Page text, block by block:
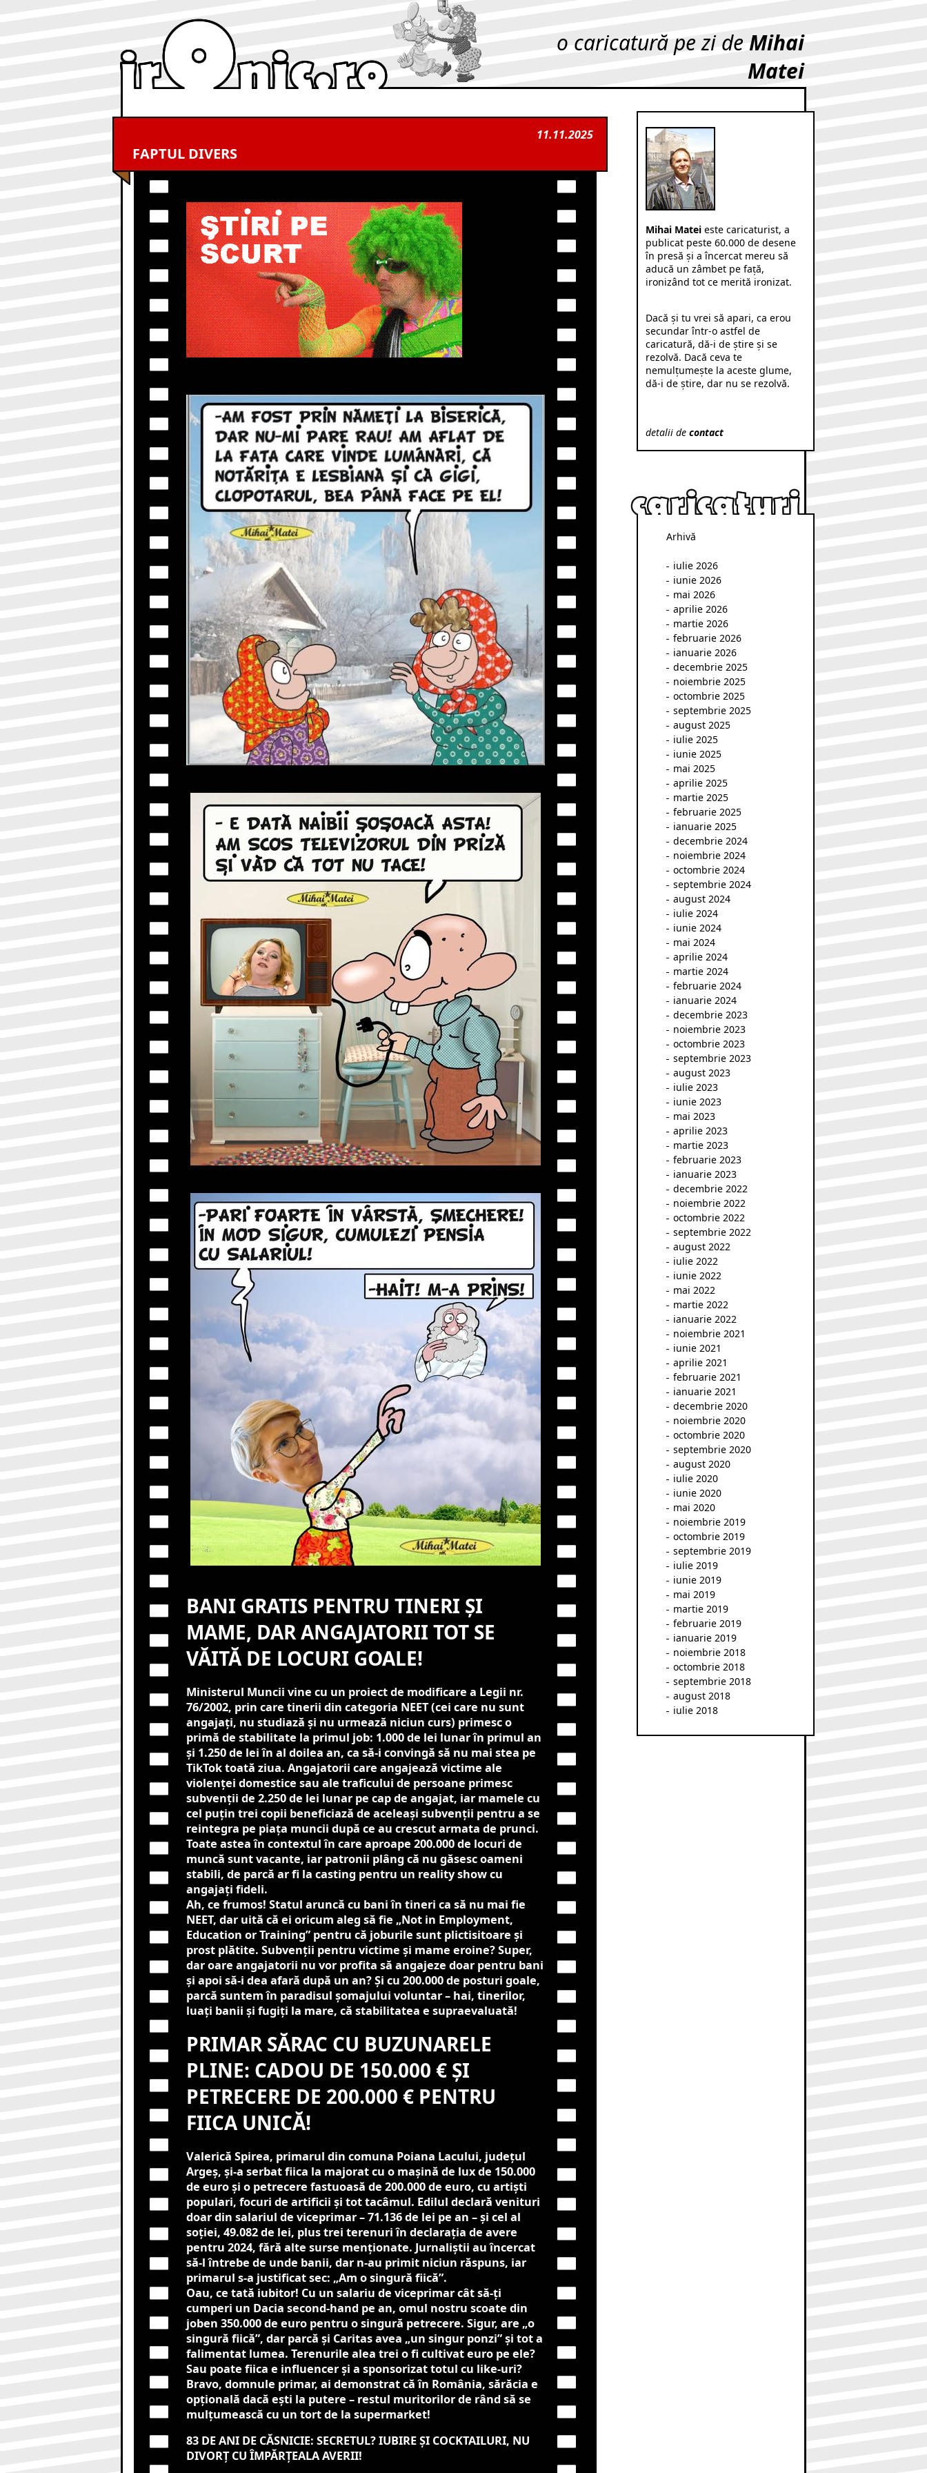
o caricatură pe zi deMihai
Matei
11.11.2025
FAPTUL DIVERS
BANI GRATIS PENTRU TINERI ȘI
MAME, DAR ANGAJATORII TOT SE
VĂITĂ DE LOCURI GOALE!
Ministerul Muncii vine cu un proiect de modificare a Legii nr.
76/2002, prin care tinerii din categoria NEET (cei care nu sunt
angajați, nu studiază și nu urmează niciun curs) primesc o
primă de stabilitate la primul job: 1.000 de lei lunar în primul an
și 1.250 de lei în al doilea an, ca să-i convingă să nu mai stea pe
TikTok toată ziua. Angajatorii care angajează victime ale
violenței domestice sau ale traficului de persoane primesc
subvenții de 2.250 de lei lunar pe cap de angajat, iar mamele cu
cel puțin trei copii beneficiază de aceleași subvenții pentru a se
reintegra pe piața muncii după ce au crescut armata de prunci.
Toate astea în contextul în care aproape 200.000 de locuri de
muncă sunt vacante, iar patronii plâng că nu găsesc oameni
stabili, de parcă ar fi la casting pentru un reality show cu
angajați fideli.
Ah, ce frumos! Statul aruncă cu bani în tineri ca să nu mai fie
NEET, dar uită că ei oricum aleg să fie „Not in Employment,
Education or Training” pentru că joburile sunt plictisitoare și
prost plătite. Subvenții pentru victime și mame eroine? Super,
dar oare angajatorii nu vor profita să angajeze doar pentru bani
și apoi să-i dea afară după un an? Și cu 200.000 de posturi goale,
parcă suntem în paradisul șomajului voluntar – hai, tinerilor,
luați banii și fugiți la mare, că stabilitatea e supraevaluată!
PRIMAR SĂRAC CU BUZUNARELE
PLINE: CADOU DE 150.000 € ȘI
PETRECERE DE 200.000 € PENTRU
FIICA UNICĂ!
Valerică Spirea, primarul din comuna Poiana Lacului, județul
Argeș, și-a serbat fiica la majorat cu o mașină de lux de 150.000
de euro și o petrecere fastuoasă de 200.000 de euro, cu artiști
populari, focuri de artificii și tot tacâmul. Edilul declară venituri
doar din salariul de viceprimar – 71.136 de lei pe an – și cel al
soției, 49.082 de lei, plus trei terenuri în declarația de avere
pentru 2024, fără alte surse menționate. Jurnaliștii au încercat
să-l întrebe de unde banii, dar n-au primit niciun răspuns, iar
primarul s-a justificat sec: „Am o singură fiică”.
Oau, ce tată iubitor! Cu un salariu de viceprimar cât să-ți
cumperi un Dacia second-hand pe an, omul nostru scoate din
joben 350.000 de euro pentru o singură petrecere. Sigur, are „o
singură fiică”, dar parcă și Caritas avea „un singur ponzi” și tot a
falimentat lumea. Terenurile alea trei o fi cultivat euro pe ele?
Sau poate fiica e influencer și a sponsorizat totul cu like-uri?
Bravo, domnule primar, ai demonstrat că în România, sărăcia e
opțională dacă ești la putere – restul muritorilor de rând să se
mulțumească cu un tort de la supermarket!
83 DE ANI DE CĂSNICIE: SECRETUL? IUBIRE ȘI COCKTAILURI, NU
DIVORȚ CU ÎMPĂRȚEALA AVERII!
Mihai Matei este caricaturist, a
publicat peste 60.000 de desene
în presă şi a încercat mereu să
aducă un zâmbet pe faţă,
ironizând tot ce merită ironizat.
Dacă şi tu vrei să apari, ca erou
secundar într-o astfel de
caricatură, dă-i de ştire şi se
rezolvă. Dacă ceva te
nemulţumeşte la aceste glume,
dă-i de ştire, dar nu se rezolvă.
detalii de contact
Arhivă
iulie 2026
iunie 2026
mai 2026
aprilie 2026
martie 2026
februarie 2026
ianuarie 2026
decembrie 2025
noiembrie 2025
octombrie 2025
septembrie 2025
august 2025
iulie 2025
iunie 2025
mai 2025
aprilie 2025
martie 2025
februarie 2025
ianuarie 2025
decembrie 2024
noiembrie 2024
octombrie 2024
septembrie 2024
august 2024
iulie 2024
iunie 2024
mai 2024
aprilie 2024
martie 2024
februarie 2024
ianuarie 2024
decembrie 2023
noiembrie 2023
octombrie 2023
septembrie 2023
august 2023
iulie 2023
iunie 2023
mai 2023
aprilie 2023
martie 2023
februarie 2023
ianuarie 2023
decembrie 2022
noiembrie 2022
octombrie 2022
septembrie 2022
august 2022
iulie 2022
iunie 2022
mai 2022
martie 2022
ianuarie 2022
noiembrie 2021
iunie 2021
aprilie 2021
februarie 2021
ianuarie 2021
decembrie 2020
noiembrie 2020
octombrie 2020
septembrie 2020
august 2020
iulie 2020
iunie 2020
mai 2020
noiembrie 2019
octombrie 2019
septembrie 2019
iulie 2019
iunie 2019
mai 2019
martie 2019
februarie 2019
ianuarie 2019
noiembrie 2018
octombrie 2018
septembrie 2018
august 2018
iulie 2018